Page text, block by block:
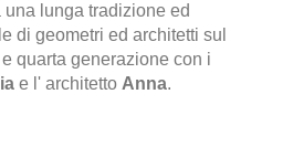
una lunga tradizione ed
di geometri ed architetti sul
quarta generazione con i
e l' architetto Anna.